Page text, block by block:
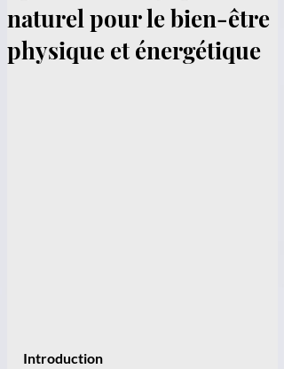
naturel pour le bien-être
physique et énergétique
Introduction